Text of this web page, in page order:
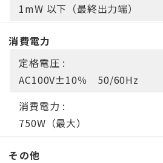
1mW 以下（最終出力端）
消費電力
定格電圧 :
AC100V±10％ 50/60Hz
消費電力 :
750W（最大）
その他